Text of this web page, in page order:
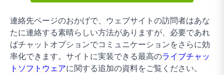
連絡先ページのおかげで、ウェブサイトの訪問者はあな
たに連絡する素晴らしい方法がありますが、必要であれ
ばチャットオプションでコミュニケーションをさらに効
率化できます。サイトに実装できる最高のライブチャッ
トソフトウェアに関する追加の資料をご覧ください。